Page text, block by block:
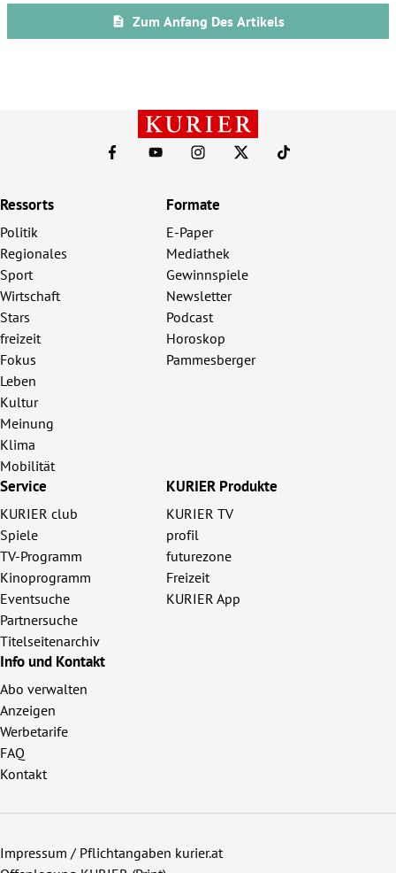
Ressorts
Politik
Regionales
Sport
Wirtschaft
Stars
freizeit
Fokus
Leben
Kultur
Meinung
Klima
Mobilität
Formate
E-Paper
Mediathek
Gewinnspiele
Newsletter
Podcast
Horoskop
Pammesberger
Service
KURIER club
Spiele
TV-Programm
Kinoprogramm
Eventsuche
Partnersuche
Titelseitenarchiv
KURIER Produkte
KURIER TV
profil
futurezone
Freizeit
KURIER App
Info und Kontakt
Abo verwalten
Anzeigen
Werbetarife
FAQ
Kontakt
Impressum / Pflichtangaben kurier.at